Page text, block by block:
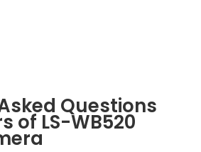
Questions
of LS-WB520